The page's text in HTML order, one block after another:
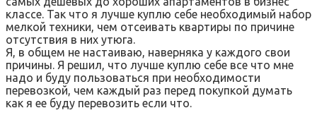
классе. Так что я лучше куплю себе необходимый набор
мелкой техники, чем отсеивать квартиры по причине
отсутствия в них утюга.
Я, в общем не настаиваю, наверняка у каждого свои
причины. Я решил, что лучше куплю себе все что мне
надо и буду пользоваться при необходимости
перевозкой, чем каждый раз перед покупкой думать
как я ее буду перевозить если что.